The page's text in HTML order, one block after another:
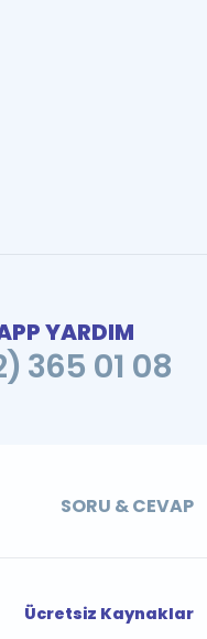
YARDIM
365 01 08
SORU & CEVAP
Ücretsiz Kaynaklar